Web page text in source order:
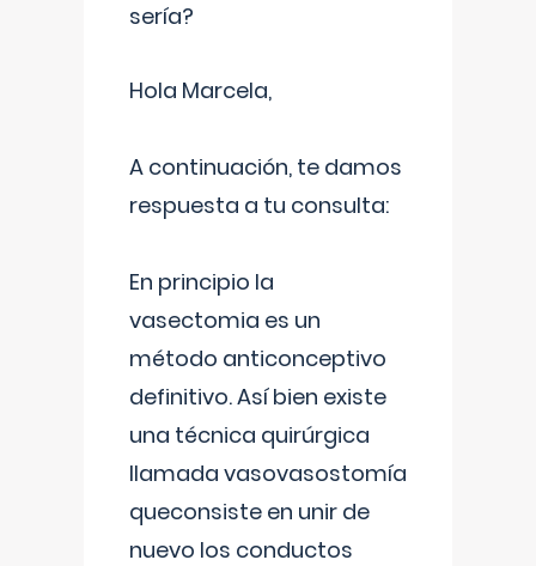
sería?
Hola Marcela,
A continuación, te damos
respuesta a tu consulta:
En principio la
vasectomia es un
método anticonceptivo
definitivo. Así bien existe
una técnica quirúrgica
llamada vasovasostomía
queconsiste en unir de
nuevo los conductos